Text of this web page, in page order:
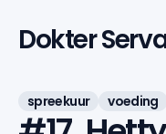
Dokter
spreekuur voeding